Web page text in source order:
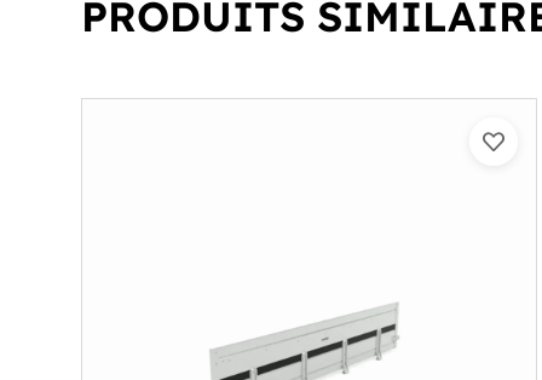
PRODUITS